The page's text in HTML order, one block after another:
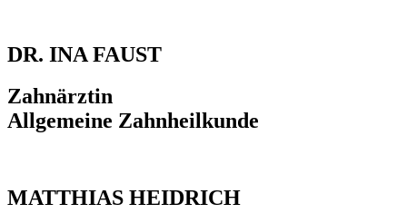
DR. INA FAUST
Zahnärztin
Allgemeine Zahnheilkunde
MATTHIAS HEIDRICH